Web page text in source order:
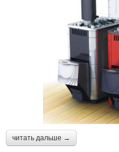
читать дальше →